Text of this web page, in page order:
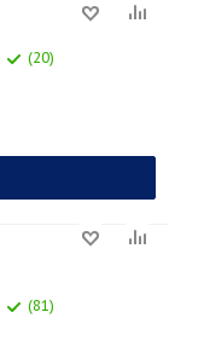
(20)
(81)